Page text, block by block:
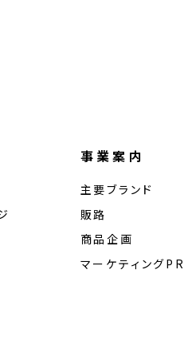
事業案内
主要ブランド
販路
商品企画
マーケティングPR